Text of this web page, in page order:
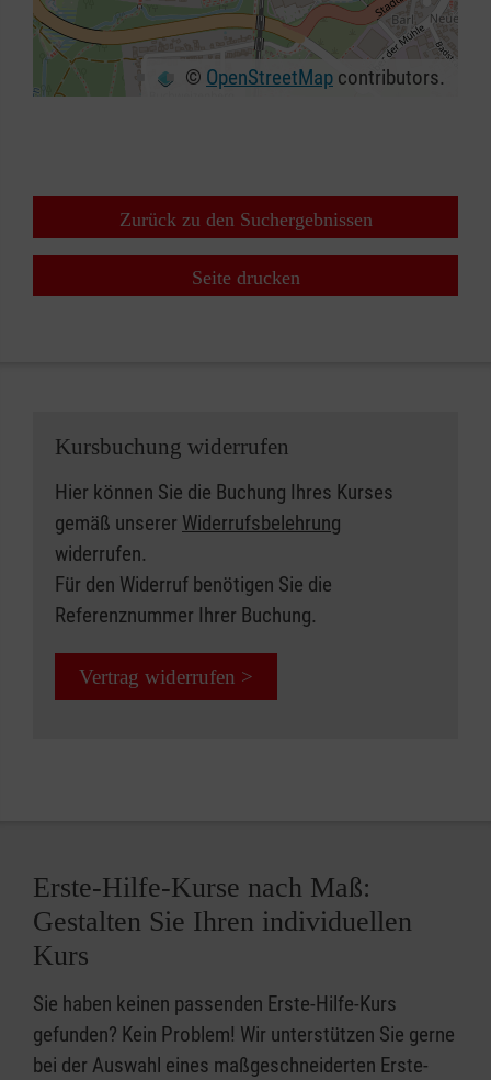
© OpenStreetMap contributors.
Zurück zu den Suchergebnissen
Seite drucken
Kursbuchung widerrufen
Hier können Sie die Buchung Ihres Kurses
gemäß unserer Widerrufsbelehrung
widerrufen.
Für den Widerruf benötigen Sie die
Referenznummer Ihrer Buchung.
Vertrag widerrufen >
Erste-Hilfe-Kurse nach Maß:
Gestalten Sie Ihren individuellen
Kurs
Sie haben keinen passenden Erste-Hilfe-Kurs
gefunden? Kein Problem! Wir unterstützen Sie gerne
bei der Auswahl eines maßgeschneiderten Erste-